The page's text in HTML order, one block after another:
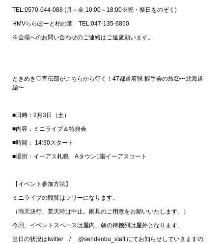
TEL:0570-044-088 (月～金 10:00～18:00※祝・祭日をのぞく)
HMVららぽーと柏の葉 TEL:047-135-6860
※会場へのお問い合わせのご連絡はご遠慮願います。
ときめき♡宣伝部がこちらから行く！47都道府県 握手会の旅②〜北海道
編〜
■日時：2月3日（土）
■内容：ミニライブ＆特典会
■時間： 14:30スタート
■場所：イーアス札幌 Aタウン1階イーアスコート
【イベント参加方法】
ミニライブの観覧はフリーになります。
（雨天決行、荒天時は中止。雨具のご用意をお願いいたします。）
今回、イベントスペースは屋内、朝の待機列は屋外となります。
当日の状況はtwitter / @sendenbu_staff にてお知らせしていきますの